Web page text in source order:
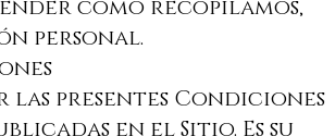
cómo recopilamos,
personal.
las presentes Condiciones
en el Sitio. Es su